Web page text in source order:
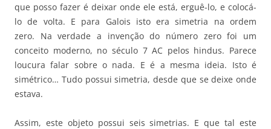
que posso fazer é deixar onde ele está, erguê-lo, e colocá-
lo de volta. E para Galois isto era simetria na ordem
zero. Na verdade a invenção do número zero foi um
conceito moderno, no século 7 AC pelos hindus. Parece
loucura falar sobre o nada. E é a mesma ideia. Isto é
simétrico… Tudo possui simetria, desde que se deixe onde
estava.
Assim, este objeto possui seis simetrias. E que tal este